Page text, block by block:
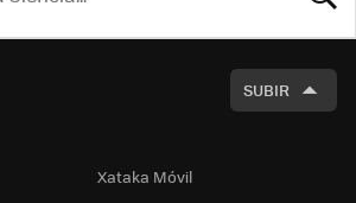
SUBIR
Xataka Móvil